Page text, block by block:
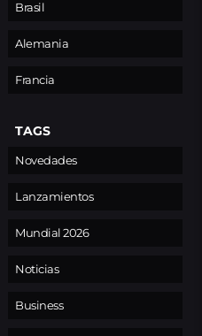
Brasil
Alemania
Francia
TAGS
Novedades
Lanzamientos
Mundial 2026
Noticias
Business